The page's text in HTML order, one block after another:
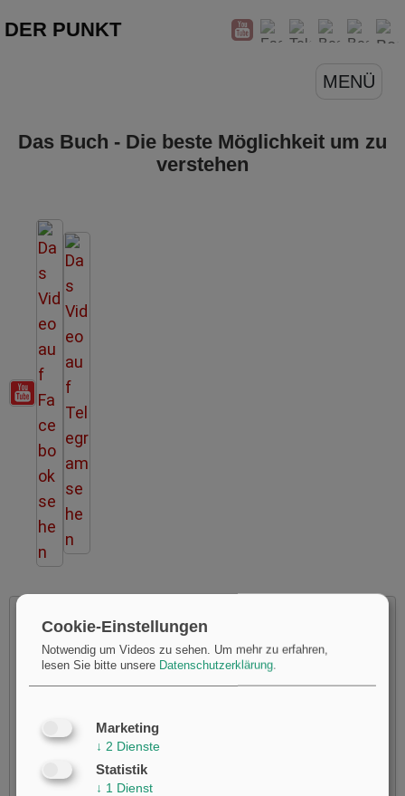
DER PUNKT
MENÜ
Das Buch - Die beste Möglichkeit um zu
verstehen
Möchten Sie vonYoutubebereitgestellte externe Inhalte
Cookie-Einstellungen
Notwendig um Videos zu sehen. Um mehr zu erfahren,
lesen Sie bitte unsere Datenschutzerklärung.
Marketing
↓ 2 Dienste
Statistik
↓ 1 Dienst